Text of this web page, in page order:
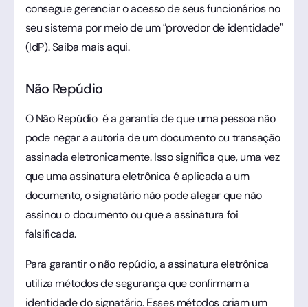
consegue gerenciar o acesso de seus funcionários no
seu sistema por meio de um “provedor de identidade”
(IdP).Saiba mais aqui.
Não Repúdio
O Não Repúdio é a garantia de que uma pessoa não
pode negar a autoria de um documento ou transação
assinada eletronicamente. Isso significa que, uma vez
que uma assinatura eletrônica é aplicada a um
documento, o signatário não pode alegar que não
assinou o documento ou que a assinatura foi
falsificada.
Para garantir o não repúdio, a assinatura eletrônica
utiliza métodos de segurança que confirmam a
identidade do signatário. Esses métodos criam um